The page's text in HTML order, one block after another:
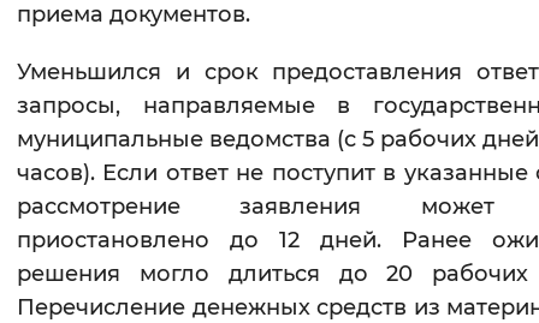
Воспроизвести
Вернуть стандартные настройки
приема документов.
Уменьшился и срок предоставления
запросы, направляемые в
муниципальные ведомства (с 5 рабочих
часов). Если ответ не поступит в указанные
рассмотрение заявления может
приостановлено до 12 дней. Ранее
решения могло длиться до 20 рабочих
Перечисление денежных средств из